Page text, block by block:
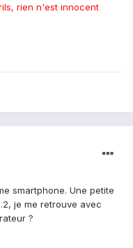
rien n'est innocent
smartphone. Une petite
je me retrouve avec
?